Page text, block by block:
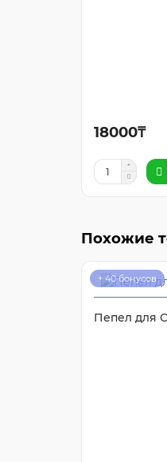
18000₸
Похожие
+ 40 бонусов
Пепел для